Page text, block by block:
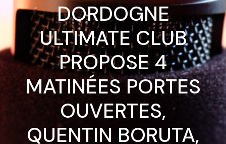
DORDOGNE
ULTIMATE CLUB
PROPOSE 4
MATINÉES PORTES
OUVERTES,
QUENTIN BORUTA,